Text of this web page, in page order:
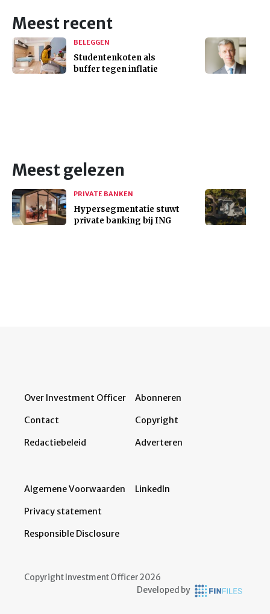
Meest recent
BELEGGEN
Studentenkoten als
buffer tegen inflatie
Meest gelezen
PRIVATE BANKEN
Hypersegmentatie stuwt
private banking bij ING
Over Investment Officer
Contact
Redactiebeleid
Abonneren
Copyright
Adverteren
Algemene Voorwaarden
Privacy statement
Responsible Disclosure
LinkedIn
Copyright Investment Officer 2026
Developed by